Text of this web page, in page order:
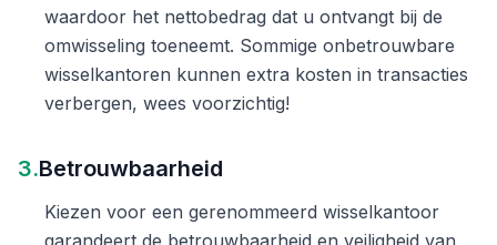
waardoor het nettobedrag dat u ontvangt bij de
omwisseling toeneemt. Sommige onbetrouwbare
wisselkantoren kunnen extra kosten in transacties
verbergen, wees voorzichtig!
3.Betrouwbaarheid
Kiezen voor een gerenommeerd wisselkantoor
garandeert de betrouwbaarheid en veiligheid van